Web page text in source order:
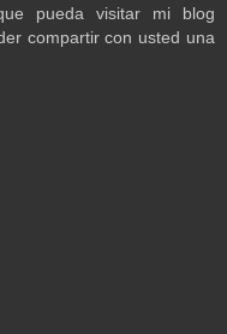
pueda visitar mi blog
compartir con usted una